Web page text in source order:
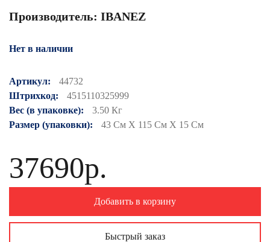
Производитель: IBANEZ
Нет в наличии
Артикул:
44732
Штрихкод:
4515110325999
Вес (в упаковке):
3.50 Кг
Размер (упаковки):
43 См X 115 См X 15 См
37690р.
Добавить в корзину
Быстрый заказ